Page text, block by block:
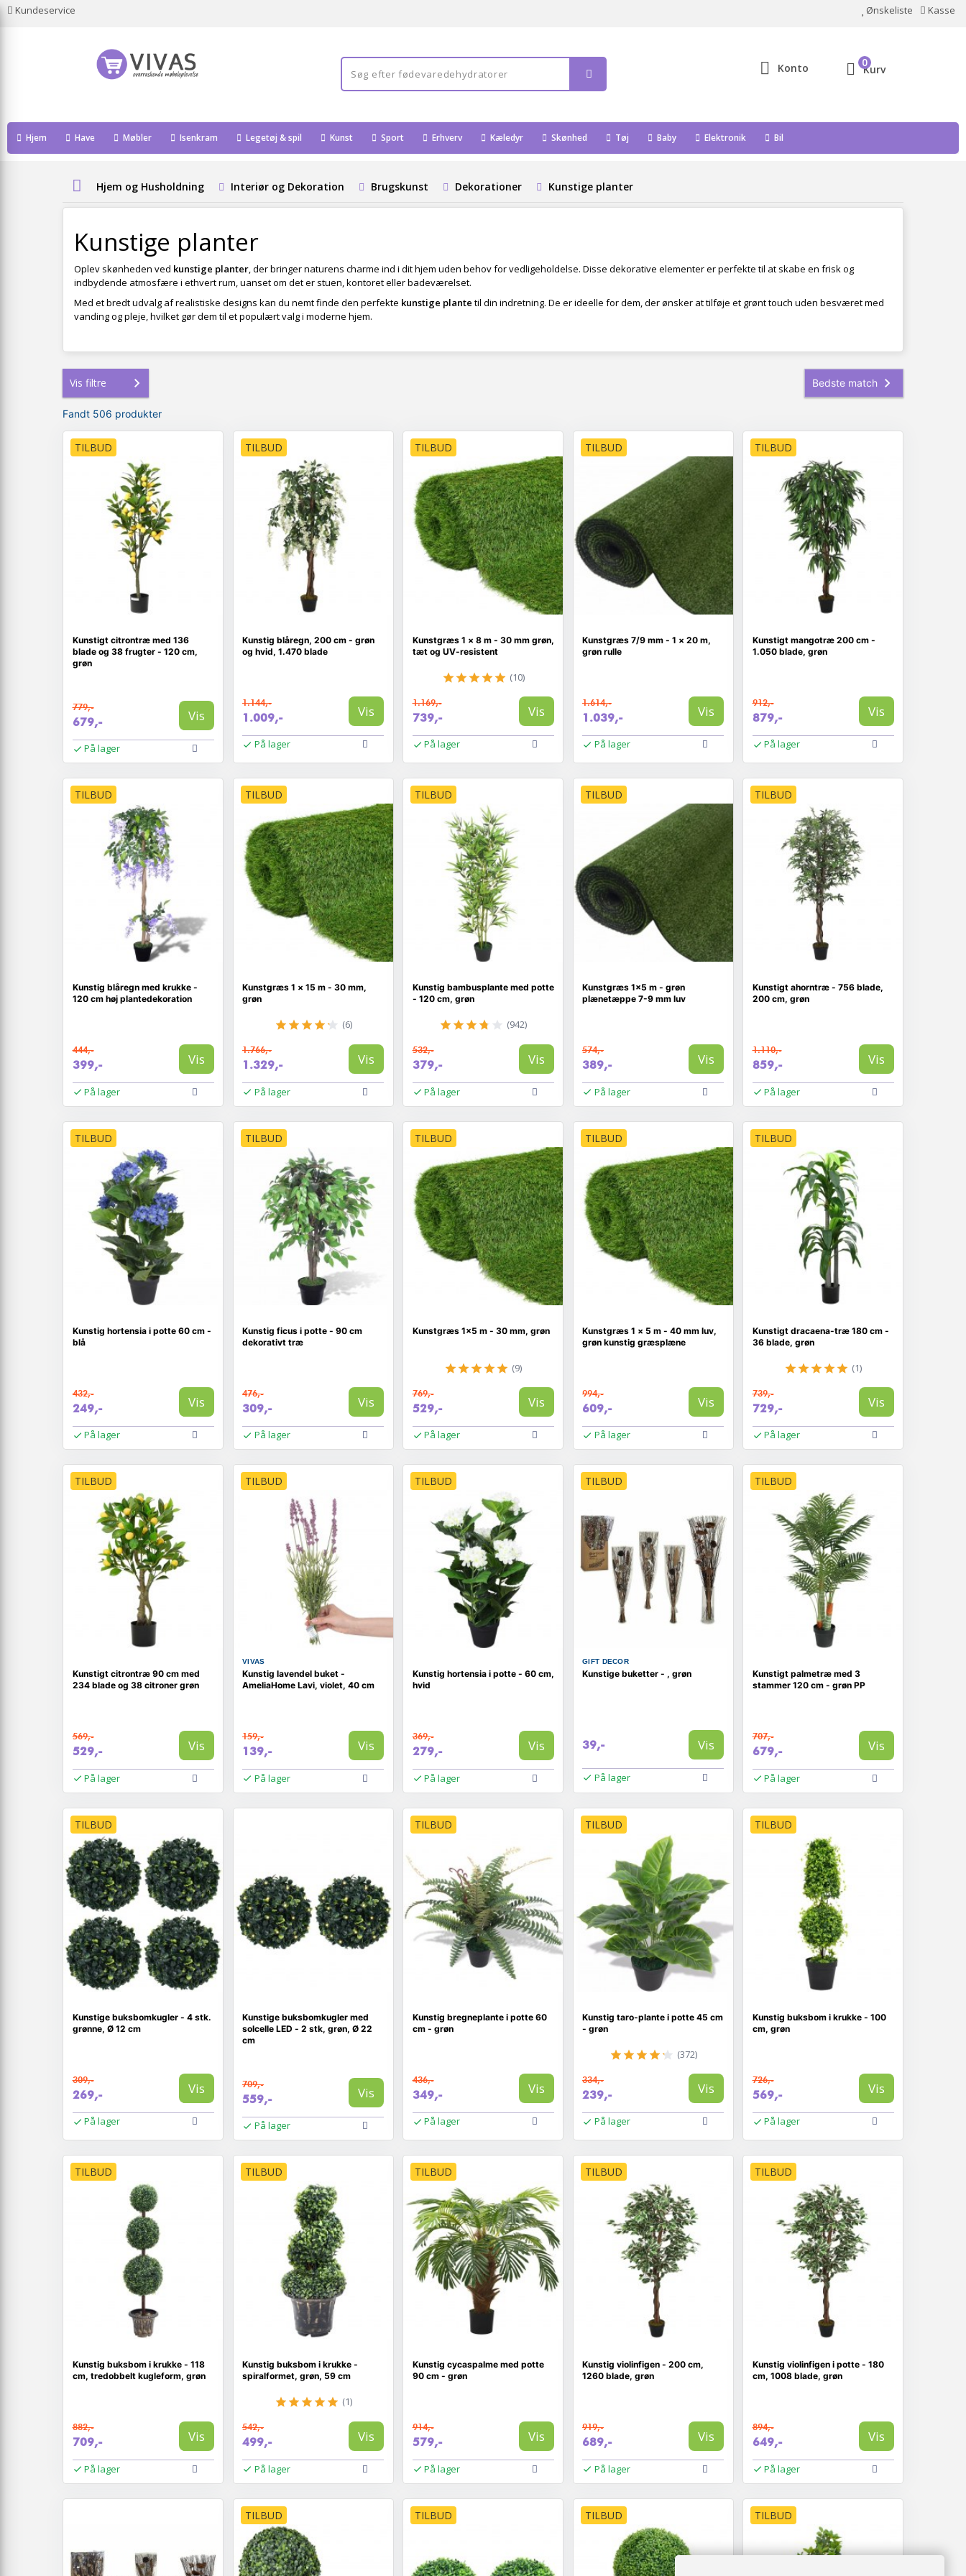
Kundeservice Ønskeliste Kasse
Konto Kurv
0
Hjem Have Møbler Isenkram Legetøj & spil Kunst Sport Erhverv Kæledyr Skønhed Tøj Baby Elektronik Bil
Hjem og Husholdning Interiør og Dekoration Brugskunst Dekorationer Kunstige planter
Kunstige planter
Oplev skønheden ved kunstige planter, der bringer naturens charme ind i dit hjem uden behov for vedligeholdelse. Disse dekorative elementer er perfekte til at skabe en frisk og
indbydende atmosfære i ethvert rum, uanset om det er stuen, kontoret eller badeværelset.
Med et bredt udvalg af realistiske designs kan du nemt finde den perfekte kunstige plante til din indretning. De er ideelle for dem, der ønsker at tilføje et grønt touch uden besværet med
vanding og pleje, hvilket gør dem til et populært valg i moderne hjem.
Vis filtre
Fandt 506 produkter
TILBUD
Kunstigt citrontræ med 136
blade og 38 frugter - 120 cm,
grøn
779,-
679,- Vis
På lager
TILBUD
Kunstig blåregn, 200 cm - grøn
og hvid, 1.470 blade
1.144,-
1.009,- Vis
På lager
TILBUD
Kunstgræs 1 × 8 m - 30 mm grøn,
tæt og UV-resistent
(10)
1.169,-
739,- Vis
På lager
TILBUD
Kunstgræs 7/9 mm - 1 × 20 m,
grøn rulle
1.614,-
1.039,- Vis
På lager
TILBUD
Kunstigt mangotræ 200 cm -
1.050 blade, grøn
912,-
879,- Vis
På lager
TILBUD
Kunstig blåregn med krukke -
120 cm høj plantedekoration
444,-
399,- Vis
På lager
TILBUD
Kunstgræs 1 × 15 m - 30 mm,
grøn
(6)
1.766,-
1.329,- Vis
På lager
TILBUD
Kunstig bambusplante med potte
- 120 cm, grøn
(942)
532,-
379,- Vis
På lager
TILBUD
Kunstgræs 1×5 m - grøn
plænetæppe 7-9 mm luv
574,-
389,- Vis
På lager
TILBUD
Kunstigt ahorntræ - 756 blade,
200 cm, grøn
1.110,-
859,- Vis
På lager
TILBUD
Kunstig hortensia i potte 60 cm -
blå
432,-
249,- Vis
På lager
TILBUD
Kunstig ficus i potte - 90 cm
dekorativt træ
476,-
309,- Vis
På lager
TILBUD
Kunstgræs 1×5 m - 30 mm, grøn
(9)
769,-
529,- Vis
På lager
TILBUD
Kunstgræs 1 × 5 m - 40 mm luv,
grøn kunstig græsplæne
994,-
609,- Vis
På lager
TILBUD
Kunstigt dracaena-træ 180 cm -
36 blade, grøn
(1)
739,-
729,- Vis
På lager
TILBUD
Kunstigt citrontræ 90 cm med
234 blade og 38 citroner grøn
569,-
529,- Vis
På lager
TILBUD
VIVAS
Kunstig lavendel buket -
AmeliaHome Lavi, violet, 40 cm
159,-
139,- Vis
På lager
TILBUD
Kunstig hortensia i potte - 60 cm,
hvid
369,-
279,- Vis
På lager
TILBUD
GIFT DECOR
Kunstige buketter - , grøn
39,- Vis
På lager
TILBUD
Kunstigt palmetræ med 3
stammer 120 cm - grøn PP
707,-
679,- Vis
På lager
TILBUD
Kunstige buksbomkugler - 4 stk.
grønne, Ø 12 cm
309,-
269,- Vis
På lager
Kunstige buksbomkugler med
solcelle LED - 2 stk, grøn, Ø 22
cm
709,-
559,- Vis
På lager
TILBUD
Kunstig bregneplante i potte 60
cm - grøn
436,-
349,- Vis
På lager
TILBUD
Kunstig taro-plante i potte 45 cm
- grøn
(372)
334,-
239,- Vis
På lager
TILBUD
Kunstig buksbom i krukke - 100
cm, grøn
726,-
569,- Vis
På lager
TILBUD
Kunstig buksbom i krukke - 118
cm, tredobbelt kugleform, grøn
882,-
709,- Vis
På lager
TILBUD
Kunstig buksbom i krukke -
spiralformet, grøn, 59 cm
(1)
542,-
499,- Vis
På lager
TILBUD
Kunstig cycaspalme med potte
90 cm - grøn
914,-
579,- Vis
På lager
TILBUD
Kunstig violinfigen - 200 cm,
1260 blade, grøn
919,-
689,- Vis
På lager
TILBUD
Kunstig violinfigen i potte - 180
cm, 1008 blade, grøn
894,-
649,- Vis
På lager
TILBUD TILBUD TILBUD TILBUD